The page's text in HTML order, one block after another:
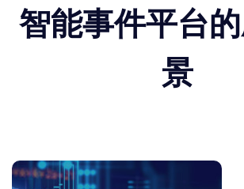
智能事件平台
景